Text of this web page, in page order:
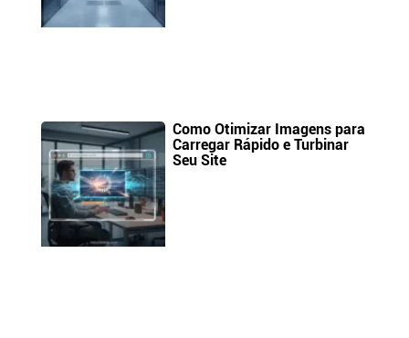
Como Otimizar Imagens para
Carregar Rápido e Turbinar
Seu Site